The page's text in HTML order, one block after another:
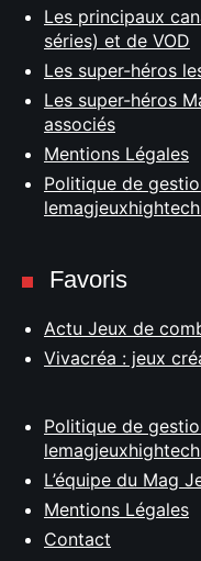
Les principaux
séries) et de VOD
Les super-héros
Les super-héros
associés
Mentions Légales
Politique de
Favoris
Actu Jeux de
Vivacréa : jeux
Politique de
L’équipe du Mag
Mentions Légales
Contact